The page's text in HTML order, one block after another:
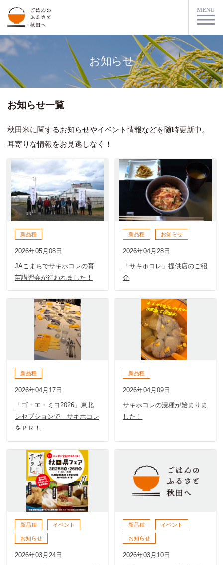
お知らせ
お知らせ一覧
秋田米に関するお知らせやイベント情報などを随時更新中。
耳寄りな情報をお見逃しなく！
新品種
2026年05月08日
JAこまちでサキホコレの育
苗講習会が行われました！
新品種 お知らせ
2026年04月28日
「サキホコレ」提供店のご紹
介
新品種
2026年04月17日
「ゴ・エ・ミヨ2026」東北
レセプションで サキホコレ
をＰＲ！
新品種
2026年04月09日
サキホコレの浸種が始まりま
した！
新品種 イベント
お知らせ
2026年03月24日
新品種 イベント
お知らせ
2026年03月10日